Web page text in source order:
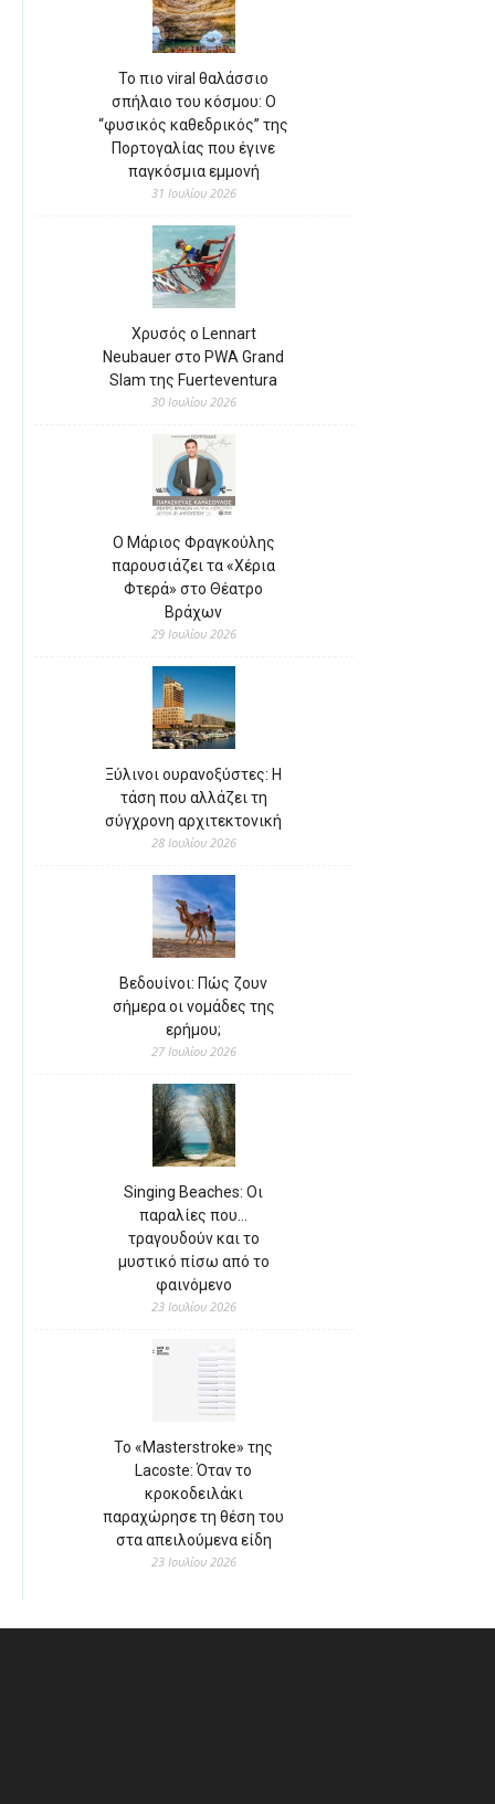
Το πιο viral θαλάσσιο
σπήλαιο του κόσμου: Ο
“φυσικός καθεδρικός” της
Πορτογαλίας που έγινε
παγκόσμια εμμονή
31 Ιουλίου 2026
Χρυσός ο Lennart
Neubauer στο PWA Grand
Slam της Fuerteventura
30 Ιουλίου 2026
Ο Μάριος Φραγκούλης
παρουσιάζει τα «Χέρια
Φτερά» στο Θέατρο
Βράχων
29 Ιουλίου 2026
Ξύλινοι ουρανοξύστες: Η
τάση που αλλάζει τη
σύγχρονη αρχιτεκτονική
28 Ιουλίου 2026
Βεδουίνοι: Πώς ζουν
σήμερα οι νομάδες της
ερήμου;
27 Ιουλίου 2026
Singing Beaches: Οι
παραλίες που…
τραγουδούν και το
μυστικό πίσω από το
φαινόμενο
23 Ιουλίου 2026
Το «Masterstroke» της
Lacoste: Όταν το
κροκοδειλάκι
παραχώρησε τη θέση του
στα απειλούμενα είδη
23 Ιουλίου 2026